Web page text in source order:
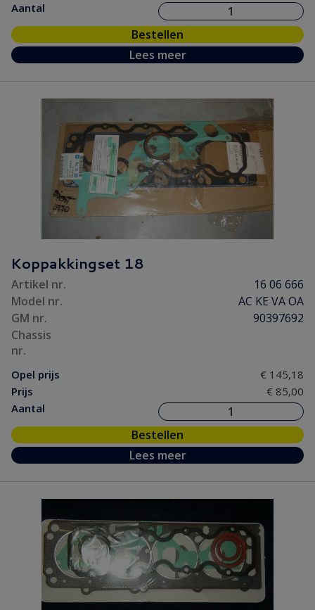
Aantal
Bestellen
Lees meer
Koppakkingset 18
Artikel nr.
16 06 666
Model nr.
AC KE VA OA
GM nr.
90397692
Chassis
nr.
Opel prijs
€ 145,18
Prijs
€ 85,00
Aantal
Bestellen
Lees meer